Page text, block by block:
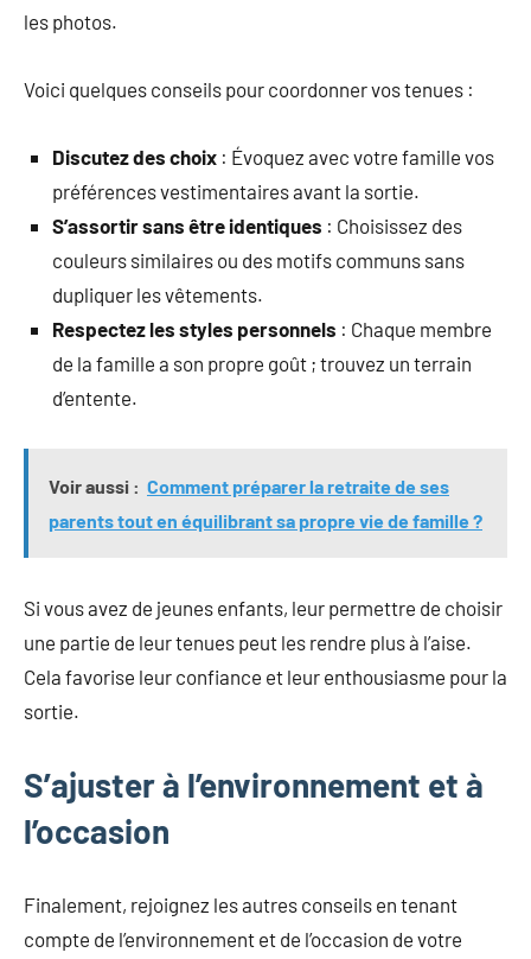
les photos.
Voici quelques conseils pour coordonner vos tenues :
Discutez des choix : Évoquez avec votre famille vos
préférences vestimentaires avant la sortie.
S’assortir sans être identiques : Choisissez des
couleurs similaires ou des motifs communs sans
dupliquer les vêtements.
Respectez les styles personnels : Chaque membre
de la famille a son propre goût ; trouvez un terrain
d’entente.
Voir aussi : Comment préparer la retraite de ses
parents tout en équilibrant sa propre vie de famille ?
Si vous avez de jeunes enfants, leur permettre de choisir
une partie de leur tenues peut les rendre plus à l’aise.
Cela favorise leur confiance et leur enthousiasme pour la
sortie.
S’ajuster à l’environnement et à
l’occasion
Finalement, rejoignez les autres conseils en tenant
compte de l’environnement et de l’occasion de votre